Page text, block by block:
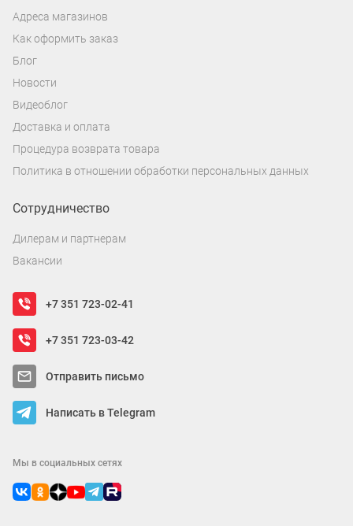
Адреса магазинов
Как оформить заказ
Блог
Новости
Видеоблог
Доставка и оплата
Процедура возврата товара
Политика в отношении обработки персональных данных
Сотрудничество
Дилерам и партнерам
Вакансии
+7 351 723-02-41
+7 351 723-03-42
Отправить письмо
Написать в Telegram
Мы в социальных сетях